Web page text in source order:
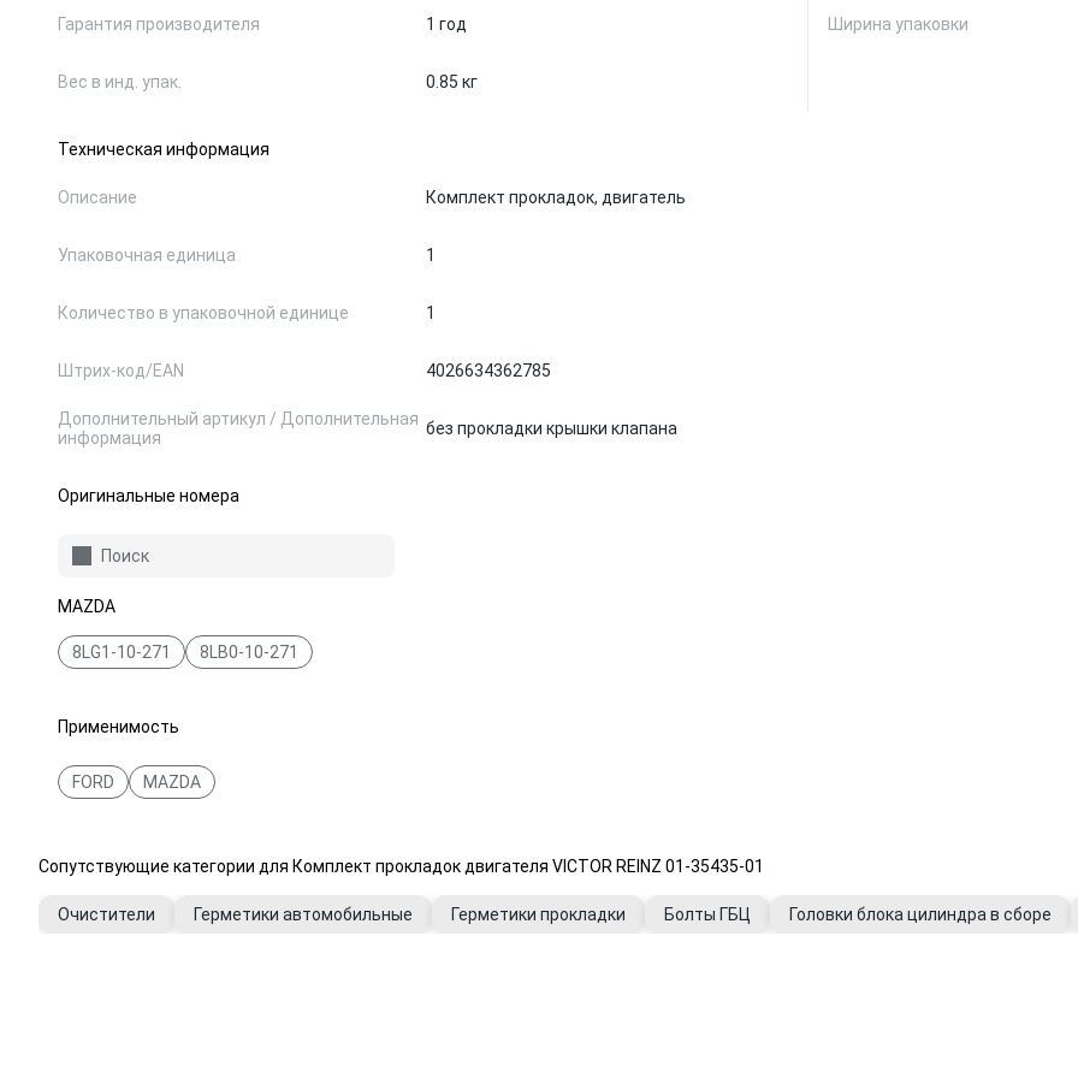
Гарантия производителя 1 год
Вес в инд. упак. 0.85 кг
Ширина упаковки
Техническая информация
Описание Комплект прокладок, двигатель
Упаковочная единица 1
Количество в упаковочной единице 1
Штрих-код/EAN 4026634362785
Дополнительный артикул / Дополнительная
информация
без прокладки крышки клапана
Оригинальные номера
Поиск
MAZDA
8LG1-10-271 8LB0-10-271
Применимость
FORD MAZDA
Сопутствующие категории для Комплект прокладок двигателя VICTOR REINZ 01-35435-01
Очистители Герметики автомобильные Герметики прокладки Болты ГБЦ Головки блока цилиндра в сборе